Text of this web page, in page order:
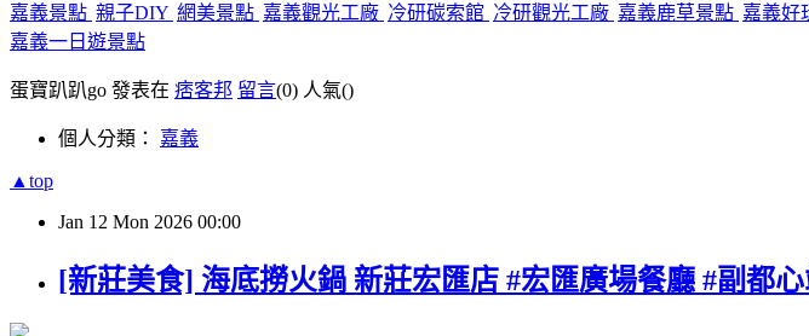
嘉義景點 親子DIY 網美景點 嘉義觀光工廠 冷研碳索館 冷研觀光工廠 嘉義鹿草景點 嘉義好
嘉義一日遊景點
蛋寶趴趴go 發表在 痞客邦 留言(0) 人氣()
個人分類： 嘉義
▲top
Jan 12 Mon 2026 00:00
[新莊美食] 海底撈火鍋 新莊宏匯店 #宏匯廣場餐廳 #副都